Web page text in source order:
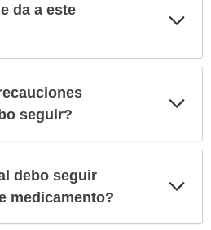
da a este
seguir?
debo seguir
medicamento?